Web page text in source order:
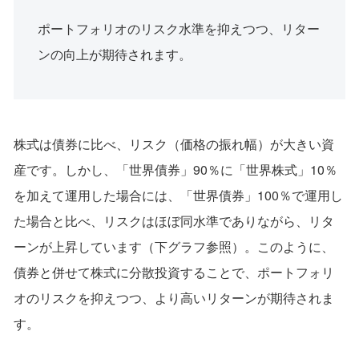
ポートフォリオのリスク水準を抑えつつ、リター
ンの向上が期待されます。
株式は債券に比べ、リスク（価格の振れ幅）が大きい資
産です。しかし、「世界債券」90％に「世界株式」10％
を加えて運用した場合には、「世界債券」100％で運用し
た場合と比べ、リスクはほぼ同水準でありながら、リタ
ーンが上昇しています（下グラフ参照）。このように、
債券と併せて株式に分散投資することで、ポートフォリ
オのリスクを抑えつつ、より高いリターンが期待されま
す。